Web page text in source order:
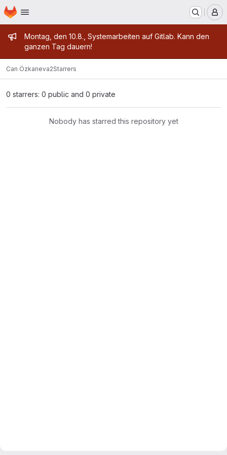
Skip to main content
Homepage
Admin message
Montag, den 10.8., Systemarbeiten auf Gitlab. Kann den
ganzen Tag dauern!
Can Özkaneva2Starrers
0 starrers: 0 public and 0 private
Nobody has starred this repository yet